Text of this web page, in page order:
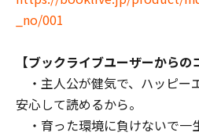
_no/001
【ブックライブユーザーからの
・主人公が健気で、ハッピー
安心して読めるから。
・育った環境に負けないで一